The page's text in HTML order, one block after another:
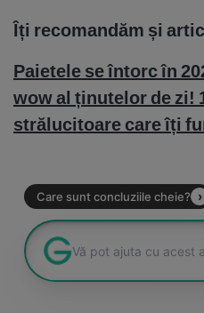
Îți recomandăm și
Paietele se întorc în
wow al ținutelor de zi!
strălucitoare care îți